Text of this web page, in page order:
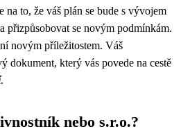
na to, že váš plán se bude s vývojem
přizpůsobovat se novým podmínkám.
novým příležitostem. Váš
dokument, který vás povede na cestě
.
nebo s.r.o.?